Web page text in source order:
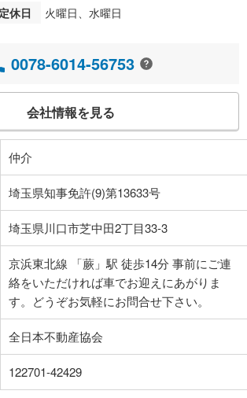
定休日
火曜日、水曜日
0078-6014-56753
会社情報を見る
仲介
埼玉県知事免許(9)第13633号
埼玉県川口市芝中田2丁目33-3
京浜東北線 「蕨」駅 徒歩14分 事前にご連
絡をいただければ車でお迎えにあがりま
す。どうぞお気軽にお問合せ下さい。
全日本不動産協会
122701-42429